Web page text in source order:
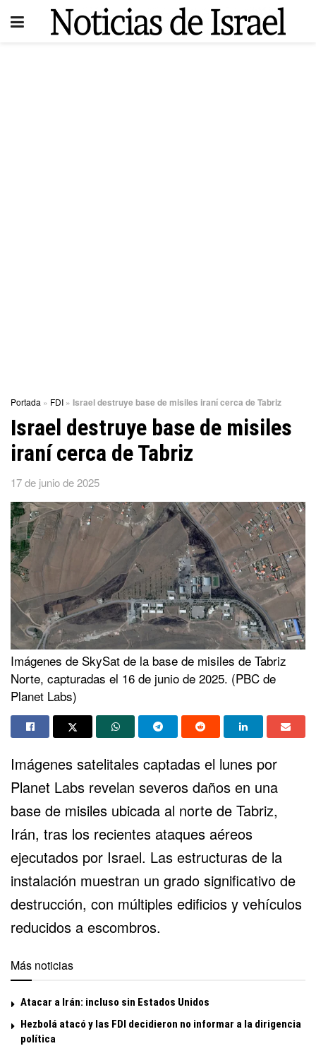
Portada » FDI » Israel destruye base de misiles iraní cerca de Tabriz
Israel destruye base de misiles
iraní cerca de Tabriz
17 de junio de 2025
Imágenes de SkySat de la base de misiles de Tabriz
Norte, capturadas el 16 de junio de 2025. (PBC de
Planet Labs)
Imágenes satelitales captadas el lunes por
Planet Labs revelan severos daños en una
base de misiles ubicada al norte de Tabriz,
Irán, tras los recientes ataques aéreos
ejecutados por Israel. Las estructuras de la
instalación muestran un grado significativo de
destrucción, con múltiples edificios y vehículos
reducidos a escombros.
Más noticias
Atacar a Irán: incluso sin Estados Unidos
Hezbolá atacó y las FDI decidieron no informar a la dirigencia
política